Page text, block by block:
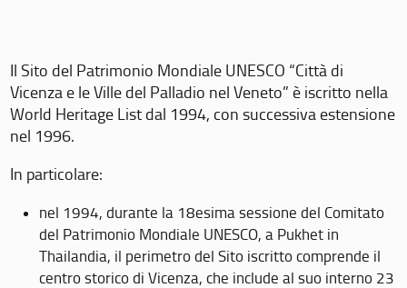
Il Sito del Patrimonio Mondiale UNESCO “Città di
Vicenza e le Ville del Palladio nel Veneto” è iscritto nella
World Heritage List dal 1994, con successiva estensione
nel 1996.
In particolare:
nel 1994, durante la 18esima sessione del Comitato
del Patrimonio Mondiale UNESCO, a Pukhet in
Thailandia, il perimetro del Sito iscritto comprende il
centro storico di Vicenza, che include al suo interno 23